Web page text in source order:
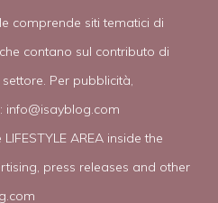
comprende siti tematici di
contano sul contributo di
Per pubblicità,
info@isayblog.com
AREA inside the
press releases and other